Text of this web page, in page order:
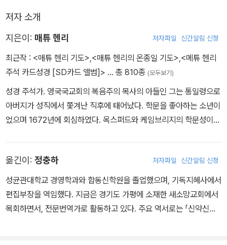
저자 소개
지은이: 매튜 헨리 저자파일 신간알림 신청
최근작 : <매튜 헨리 기도> <매튜 헨리의 온종일 기도> <메튜 헨리
주석 카드성경 [SD카드 앨범]> … 총 810종 (모두보기)
성경 주석가. 영국국교회의 복음주의 목사의 아들인 그는 통일령으로
아버지가 성직에서 쫓겨난 직후에 태어났다. 학문을 좋아하는 소년이
었으며 1672년에 회심하였다. 옥스퍼드와 케임브리지의 학문성이
의 학장은 케임브리지에서 온 토머스 두리틀이었고, 부학장은 옥스퍼
드에서 온 토머스 빈센트였다. 그 후에는 그레이 법학원에서 법률을
공부하였다. 그는 국교회 목사가 되려고 생각하였지만, 비국교도가
되기로 결심하였고, 개인적으로 장로교 목사 안수를 받았다. 첫 목회
옮긴이: 정충하 저자파일 신간알림 신청
성균관대학교 경영학과와 합동신학원을 졸업했으며, 기독지혜사에서
편집부장을 역임했다. 지금은 경기도 가평에 소재한 새소망교회에서
목회하면서, 전문번역가로 활동하고 있다. 주요 역서로는 「신약신학』